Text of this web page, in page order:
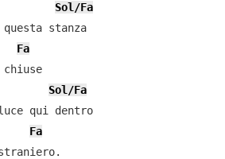
Sol/Fa
questa stanza
Fa
chiuse
Sol/Fa
qui dentro
Fa